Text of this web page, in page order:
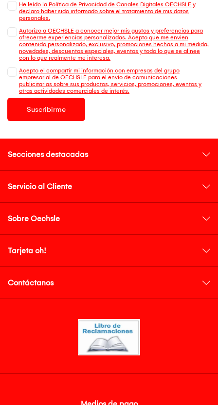
He leído la Política de Privacidad de Canales Digitales OECHSLE y
declaro haber sido informado sobre el tratamiento de mis datos
personales.
Autorizo a OECHSLE a conocer mejor mis gustos y preferencias para
ofrecerme experiencias personalizadas. Acepto que me envien
contenido personalizado, exclusivo, promociones hechas a mi medida,
novedades, descuentos especiales, eventos y todo lo que se alinee
con lo que realmente me interesa.
Acepto el compartir mi información con empresas del grupo
empresarial de OECHSLE para el envío de comunicaciones
publicitarias sobre sus productos, servicios, promociones, eventos y
otras actividades comerciales de interés.
Suscribirme
Secciones destacadas
Servicio al Cliente
Sobre Oechsle
Tarjeta oh!
Contáctanos